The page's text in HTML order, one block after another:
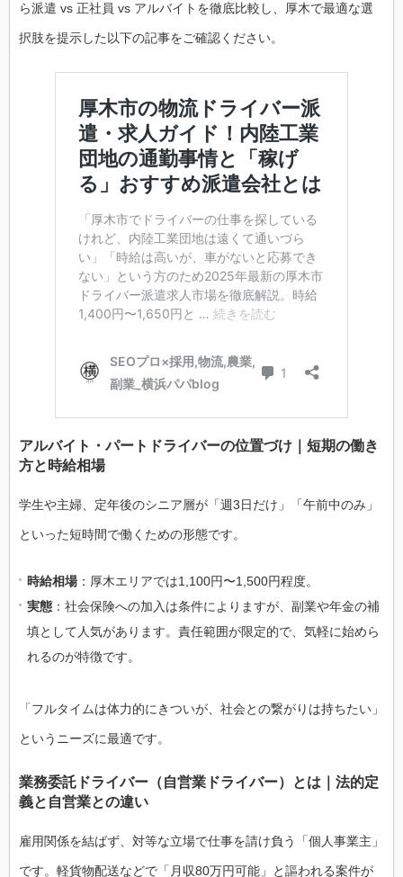
ら派遣 vs 正社員 vs アルバイトを徹底比較し、厚木で最適な選
択肢を提示した以下の記事をご確認ください。
アルバイト・パートドライバーの位置づけ｜短期の働き
方と時給相場
学生や主婦、定年後のシニア層が「週3日だけ」「午前中のみ」
といった短時間で働くための形態です。
時給相場：厚木エリアでは1,100円〜1,500円程度。
実態 ：社会保険への加入は条件によりますが、副業や年金の補
填として人気があります。責任範囲が限定的で、気軽に始めら
れるのが特徴です。
「フルタイムは体力的にきついが、社会との繋がりは持ちたい」
というニーズに最適です。
業務委託ドライバー（自営業ドライバー）とは｜法的定
義と自営業との違い
雇用関係を結ばず、対等な立場で仕事を請け負う「個人事業主」
です。軽貨物配送などで「月収80万円可能」と謳われる案件が